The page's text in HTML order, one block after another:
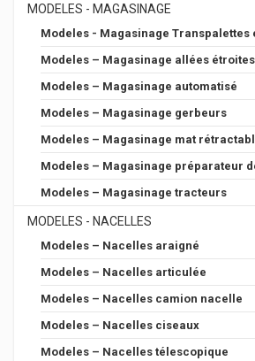
MODELES - MAGASINAGE
Modeles - Magasinage Transpalettes
Modeles – Magasinage allées étroites
Modeles – Magasinage automatisé
Modeles – Magasinage gerbeurs
Modeles – Magasinage mat
Modeles – Magasinage préparateur
Modeles – Magasinage tracteurs
MODELES - NACELLES
Modeles – Nacelles araigné
Modeles – Nacelles articulée
Modeles – Nacelles camion nacelle
Modeles – Nacelles ciseaux
Modeles – Nacelles télescopique